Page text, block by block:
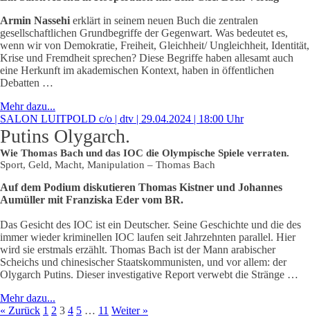
Armin Nassehi erklärt in seinem neuen Buch die zentralen
gesellschaftlichen Grundbegriffe der Gegenwart. Was bedeutet es,
wenn wir von Demokratie, Freiheit, Gleichheit/ Ungleichheit, Identität,
Krise und Fremdheit sprechen? Diese Begriffe haben allesamt auch
eine Herkunft im akademischen Kontext, haben in öffentlichen
Debatten …
Mehr dazu...
SALON LUITPOLD c/o | dtv | 29.04.2024 | 18:00 Uhr
Putins Olygarch.
Wie Thomas Bach und das IOC die Olympische Spiele verraten.
Sport, Geld, Macht, Manipulation – Thomas Bach
Auf dem Podium diskutieren Thomas Kistner und Johannes
Aumüller mit Franziska Eder vom BR.
Das Gesicht des IOC ist ein Deutscher. Seine Geschichte und die des
immer wieder kriminellen IOC laufen seit Jahrzehnten parallel. Hier
wird sie erstmals erzählt. Thomas Bach ist der Mann arabischer
Scheichs und chinesischer Staatskommunisten, und vor allem: der
Olygarch Putins. Dieser investigative Report verwebt die Stränge …
Mehr dazu...
« Zurück 1 2 3 4 5 … 11 Weiter »